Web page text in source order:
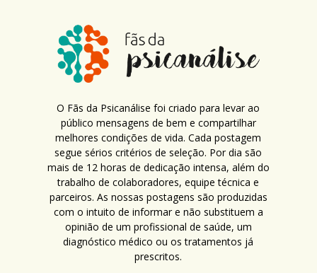
O Fãs da Psicanálise foi criado para levar ao
público mensagens de bem e compartilhar
melhores condições de vida. Cada postagem
segue sérios critérios de seleção. Por dia são
mais de 12 horas de dedicação intensa, além do
trabalho de colaboradores, equipe técnica e
parceiros. As nossas postagens são produzidas
com o intuito de informar e não substituem a
opinião de um profissional de saúde, um
diagnóstico médico ou os tratamentos já
prescritos.